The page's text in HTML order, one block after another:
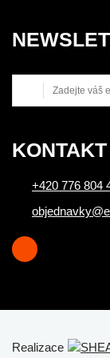
KONTAKT
+420 776 804
Realizace